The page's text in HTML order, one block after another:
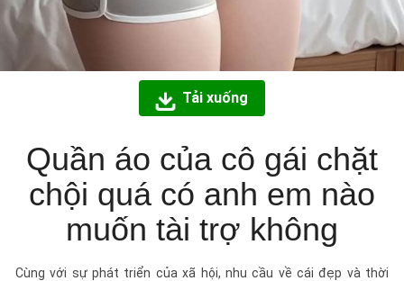
Tải xuống
Quần áo của cô gái chặt
chội quá có anh em nào
muốn tài trợ không
Cùng với sự phát triển của xã hội, nhu cầu về cái đẹp và thời